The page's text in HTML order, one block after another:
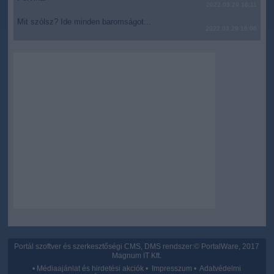
Mit szólsz? Ide minden baromságot...
Portál szoftver és szerkesztőségi CMS, DMS rendszer:© PortalWare, 2017
Magnum IT Kft.
• Médiaajánlat és hirdetési akciók • Impresszum •Adatvédelmi